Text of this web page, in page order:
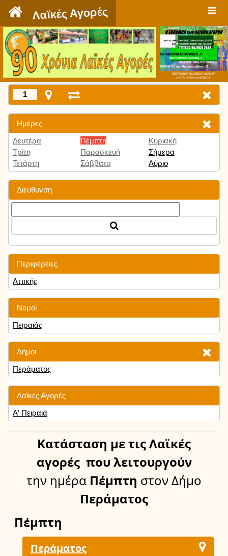
Λαϊκές Αγορές
Πατήστε εδώ για να δείτε την εκπομπή
την Τρίτη 9:00 μμ και κάθε Τρίτη
1
Ημέρες
Δευτέρα
Τρίτη
Τετάρτη
Πέμπτη
Παρασκευή
Σάββατο
Κυριακή
Σήμερα
Αύριο
Διεύθυνση
Περιφέρειες
Αττικής
Νομοί
Πειραιάς
Δήμοι
Περάματος
Λαϊκές Αγορές
Α' Πειραιά
Κατάσταση με τις Λαϊκές
αγορές που λειτουργούν
την ημέρα Πέμπτη στον Δήμο
Περάματος
Πέμπτη
Περάματος